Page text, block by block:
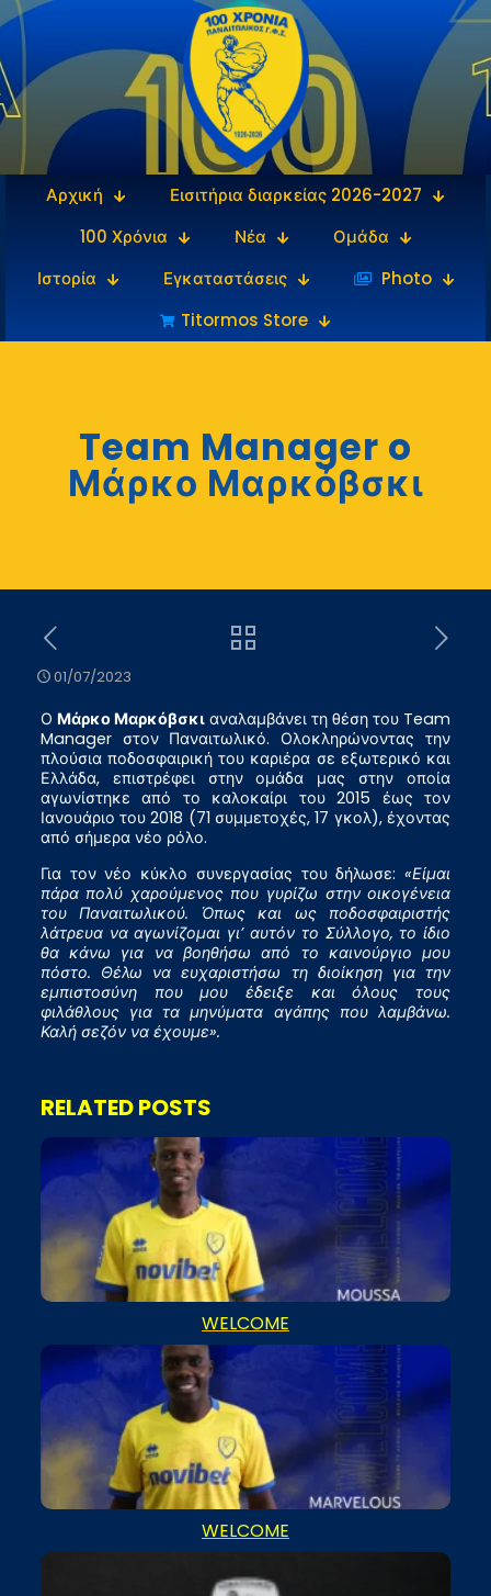
Αρχική
Εισιτήρια διαρκείας 2026-2027
100 Χρόνια
Νέα
Ομάδα
Ιστορία
Εγκαταστάσεις
‎‏‏‎ ‎Photo
Titormos Store
Team Manager o
Μάρκο Μαρκόβσκι
01/07/2023
Ο Μάρκο Μαρκόβσκιαναλαμβάνει τη θέση του Team
Manager στον Παναιτωλικό. Ολοκληρώνοντας την
πλούσια ποδοσφαιρική του καριέρα σε εξωτερικό και
Ελλάδα, επιστρέφει στην ομάδα μας στην οποία
αγωνίστηκε από το καλοκαίρι του 2015 έως τον
Ιανουάριο του 2018 (71 συμμετοχές, 17 γκολ), έχοντας
από σήμερα νέο ρόλο.
Για τον νέο κύκλο συνεργασίας του δήλωσε:«Είμαι
πάρα πολύ χαρούμενος που γυρίζω στην οικογένεια
του Παναιτωλικού. Όπως και ως ποδοσφαιριστής
λάτρευα να αγωνίζομαι γι’ αυτόν το Σύλλογο, το ίδιο
θα κάνω για να βοηθήσω από το καινούργιο μου
πόστο. Θέλω να ευχαριστήσω τη διοίκηση για την
εμπιστοσύνη που μου έδειξε και όλους τους
φιλάθλους για τα μηνύματα αγάπης που λαμβάνω.
Καλή σεζόν να έχουμε».
RELATED POSTS
WELCOME
WELCOME